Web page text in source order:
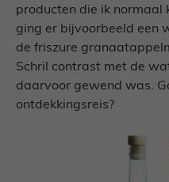
producten die ik normaal
ging er bijvoorbeeld een
de friszure
Schril contrast met de
daarvoor gewend was.
ontdekkingsreis?